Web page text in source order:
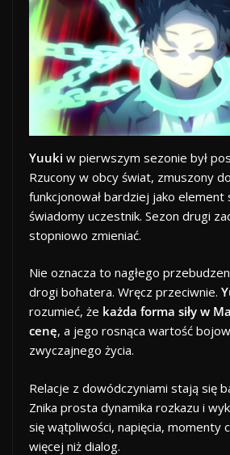
Yuuki w pierwszym sezonie był
Rzucony w obcy świat, zmuszony
funkcjonował bardziej jako
świadomy uczestnik. Sezon drugi
stopniowo zmieniać.
Nie oznacza to nagłego
drogi bohatera. Wręcz przeciwnie.
rozumieć, że każda forma siły w
cenę, a jego rosnąca wartość
zwyczajnego życia.
Relacje z dowódczyniami stają się
Znika prosta dynamika rozkazu i
się wątpliwości, napięcia, momenty
więcej niż dialog.